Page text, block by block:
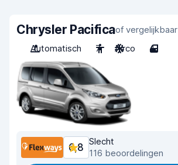
Chrysler Pacificaof vergelijkbaar
Automatisch
7 Airco 4
6,8
Slecht
116 beoordelingen